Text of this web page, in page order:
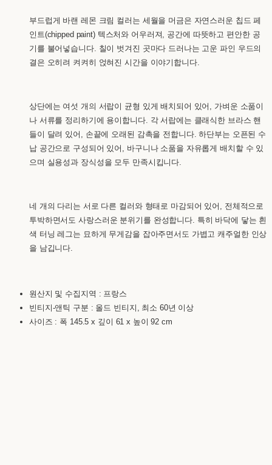
부드럽게 바랜 레몬 크림 컬러는 세월을 머금은 자연스러운 칩드 페
인트(chipped paint) 텍스처와 어우러져, 공간에 따뜻하고 편안한 공
기를 불어넣습니다. 칠이 벗겨진 곳마다 드러나는 고운 파인 우드의
결은 오히려 켜켜히 얹혀진 시간을 이야기합니다.
상단에는 여섯 개의 서랍이 균형 있게 배치되어 있어, 가벼운 소품이
나 서류를 정리하기에 용이합니다. 각 서랍에는 클래식한 브라스 핸
들이 달려 있어, 손끝에 오래된 감촉을 전합니다. 하단부는 오픈된 수
납 공간으로 구성되어 있어, 바구니나 소품을 자유롭게 배치할 수 있
으며 실용성과 장식성을 모두 만족시킵니다.
네 개의 다리는 서로 다른 컬러와 형태로 마감되어 있어, 전체적으로
투박하면서도 사랑스러운 분위기를 완성합니다. 특히 바닥에 닿는 흰
색 터닝 레그는 묘하게 무게감을 잡아주면서도 가볍고 캐주얼한 인상
을 남깁니다.
원산지 및 수집지역 : 프랑스
빈티지-앤틱 구분 : 올드 빈티지, 최소 60년 이상
사이즈 : 폭 145.5 x 깊이 61 x 높이 92 cm